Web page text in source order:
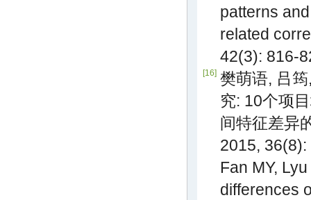
patterns
related
42(3): 816-
[16] 樊萌语, 吕
究: 10个项
间特征差异
2015,
Fan MY,
differences